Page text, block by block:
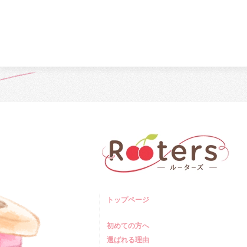
トップページ
初めての方へ
選ばれる理由